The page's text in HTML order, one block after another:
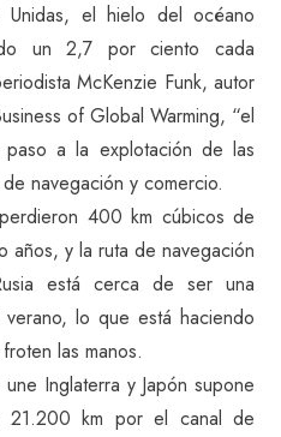
el hielo del océano
un 2,7 por ciento cada
McKenzie Funk, autor
of Global Warming, “el
a la explotación de las
navegación y comercio.
400 km cúbicos de
y la ruta de navegación
está cerca de ser una
lo que está haciendo
las manos.
Inglaterra y Japón supone
21.200 km por el canal de